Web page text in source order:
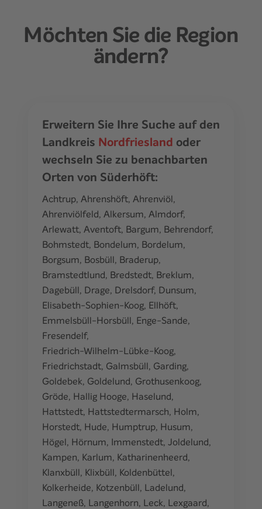
Möchten Sie die Region
ändern?
Erweitern Sie Ihre Suche auf den
Landkreis Nordfriesland oder
wechseln Sie zu benachbarten
Orten von Süderhöft:
Achtrup, Ahrenshöft, Ahrenviöl,
Ahrenviölfeld, Alkersum, Almdorf,
Arlewatt, Aventoft, Bargum, Behrendorf,
Bohmstedt, Bondelum, Bordelum,
Borgsum, Bosbüll, Braderup,
Bramstedtlund, Bredstedt, Breklum,
Dagebüll, Drage, Drelsdorf, Dunsum,
Elisabeth-Sophien-Koog, Ellhöft,
Emmelsbüll-Horsbüll, Enge-Sande,
Fresendelf,
Friedrich-Wilhelm-Lübke-Koog,
Friedrichstadt, Galmsbüll, Garding,
Goldebek, Goldelund, Grothusenkoog,
Gröde, Hallig Hooge, Haselund,
Hattstedt, Hattstedtermarsch, Holm,
Horstedt, Hude, Humptrup, Husum,
Högel, Hörnum, Immenstedt, Joldelund,
Kampen, Karlum, Katharinenheerd,
Klanxbüll, Klixbüll, Koldenbüttel,
Kolkerheide, Kotzenbüll, Ladelund,
Langeneß, Langenhorn, Leck, Lexgaard,